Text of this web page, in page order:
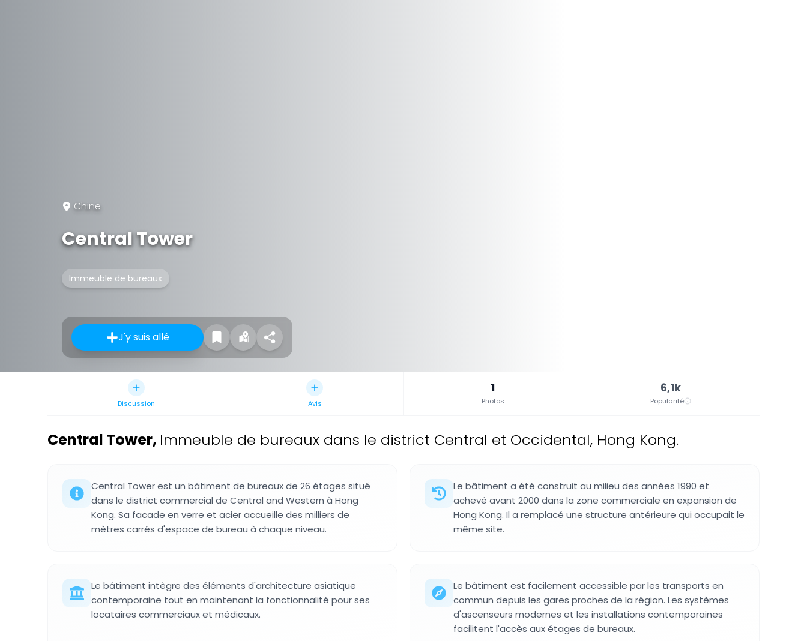
Chine
Central Tower
Immeuble de bureaux
J'y suis allé
Discussion Avis
1
Photos
6,1k
Popularité
Central Tower, Immeuble de bureaux dans le district Central et Occidental, Hong Kong.
Central Tower est un bâtiment de bureaux de 26 étages situé
dans le district commercial de Central and Western à Hong
Kong. Sa facade en verre et acier accueille des milliers de
mètres carrés d'espace de bureau à chaque niveau.
Le bâtiment a été construit au milieu des années 1990 et
achevé avant 2000 dans la zone commerciale en expansion de
Hong Kong. Il a remplacé une structure antérieure qui occupait le
même site.
Le bâtiment intègre des éléments d'architecture asiatique
contemporaine tout en maintenant la fonctionnalité pour ses
locataires commerciaux et médicaux.
Le bâtiment est facilement accessible par les transports en
commun depuis les gares proches de la région. Les systèmes
d'ascenseurs modernes et les installations contemporaines
facilitent l'accès aux étages de bureaux.